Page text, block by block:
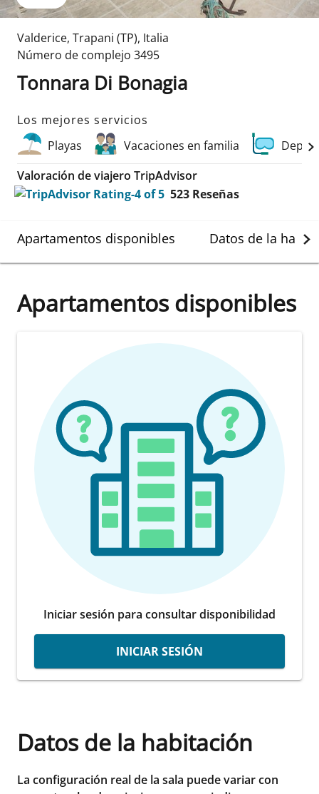
Valderice, Trapani (TP), Italia
Número de complejo 3495
Tonnara Di Bonagia
Los mejores servicios
Playas
Vacaciones en familia
Valoración de viajero TripAdvisor
523 Reseñas
Apartamentos disponibles Datos de la
Apartamentos disponibles
Iniciar sesión para consultar disponibilidad
INICIAR SESIÓN
Datos de la habitación
La configuración real de la sala puede variar con